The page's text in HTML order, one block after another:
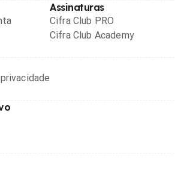
Assinaturas
Cifra Club PRO
Cifra Club Academy